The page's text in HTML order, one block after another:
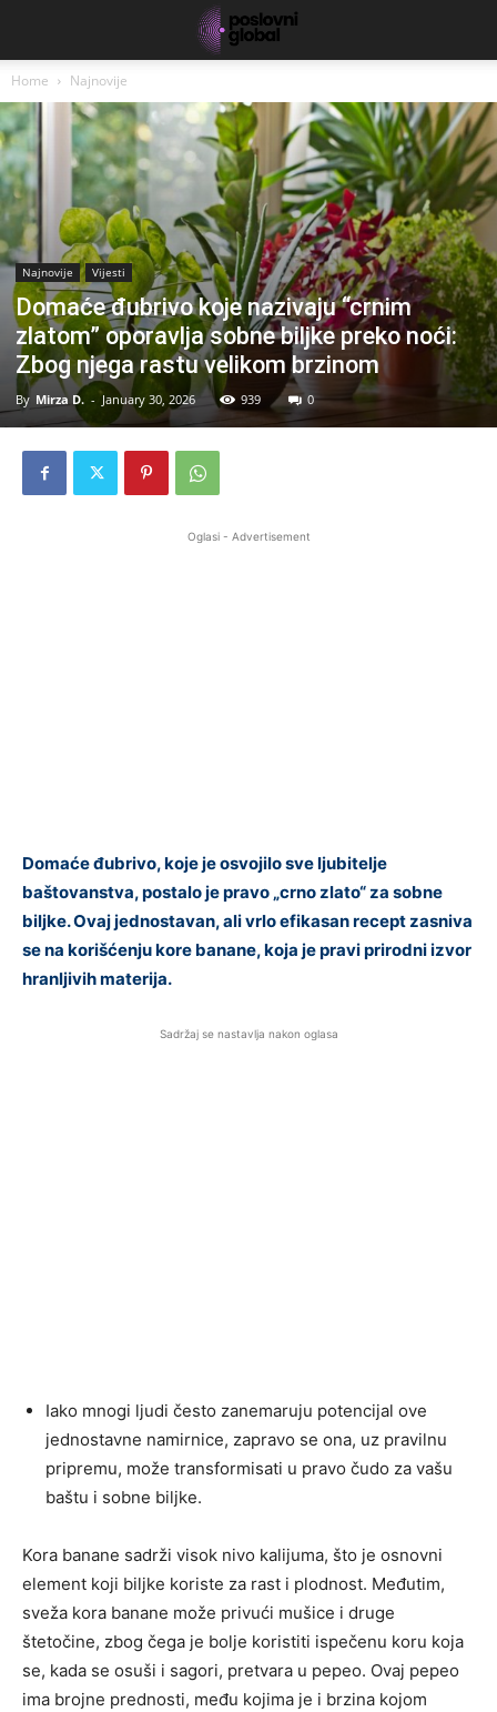
Home Najnovije
Najnovije Vijesti
Domaće đubrivo koje nazivaju “crnim
zlatom” oporavlja sobne biljke preko noći:
Zbog njega rastu velikom brzinom
By Mirza D. - January 30, 2026 939 0
Oglasi - Advertisement
Domaće đubrivo, koje je osvojilo sve ljubitelje
baštovanstva, postalo je pravo „crno zlato“ za sobne
biljke. Ovaj jednostavan, ali vrlo efikasan recept zasniva
se na korišćenju kore banane, koja je pravi prirodni izvor
hranljivih materija.
Sadržaj se nastavlja nakon oglasa
Iako mnogi ljudi često zanemaruju potencijal ove
jednostavne namirnice, zapravo se ona, uz pravilnu
pripremu, može transformisati u pravo čudo za vašu
baštu i sobne biljke.
Kora banane sadrži visok nivo kalijuma, što je osnovni
element koji biljke koriste za rast i plodnost. Međutim,
sveža kora banane može privući mušice i druge
štetočine, zbog čega je bolje koristiti ispečenu koru koja
se, kada se osuši i sagori, pretvara u pepeo. Ovaj pepeo
ima brojne prednosti, među kojima je i brzina kojom